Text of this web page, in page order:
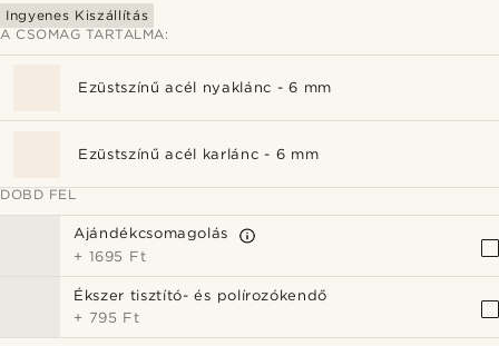
Ingyenes Kiszállítás
A CSOMAG TARTALMA:
Ezüstszínű acél nyaklánc - 6 mm
Ezüstszínű acél karlánc - 6 mm
DOBD FEL
Ajándékcsomagolás
+ 1695 Ft
Ékszer tisztító- és polírozókendő
+ 795 Ft